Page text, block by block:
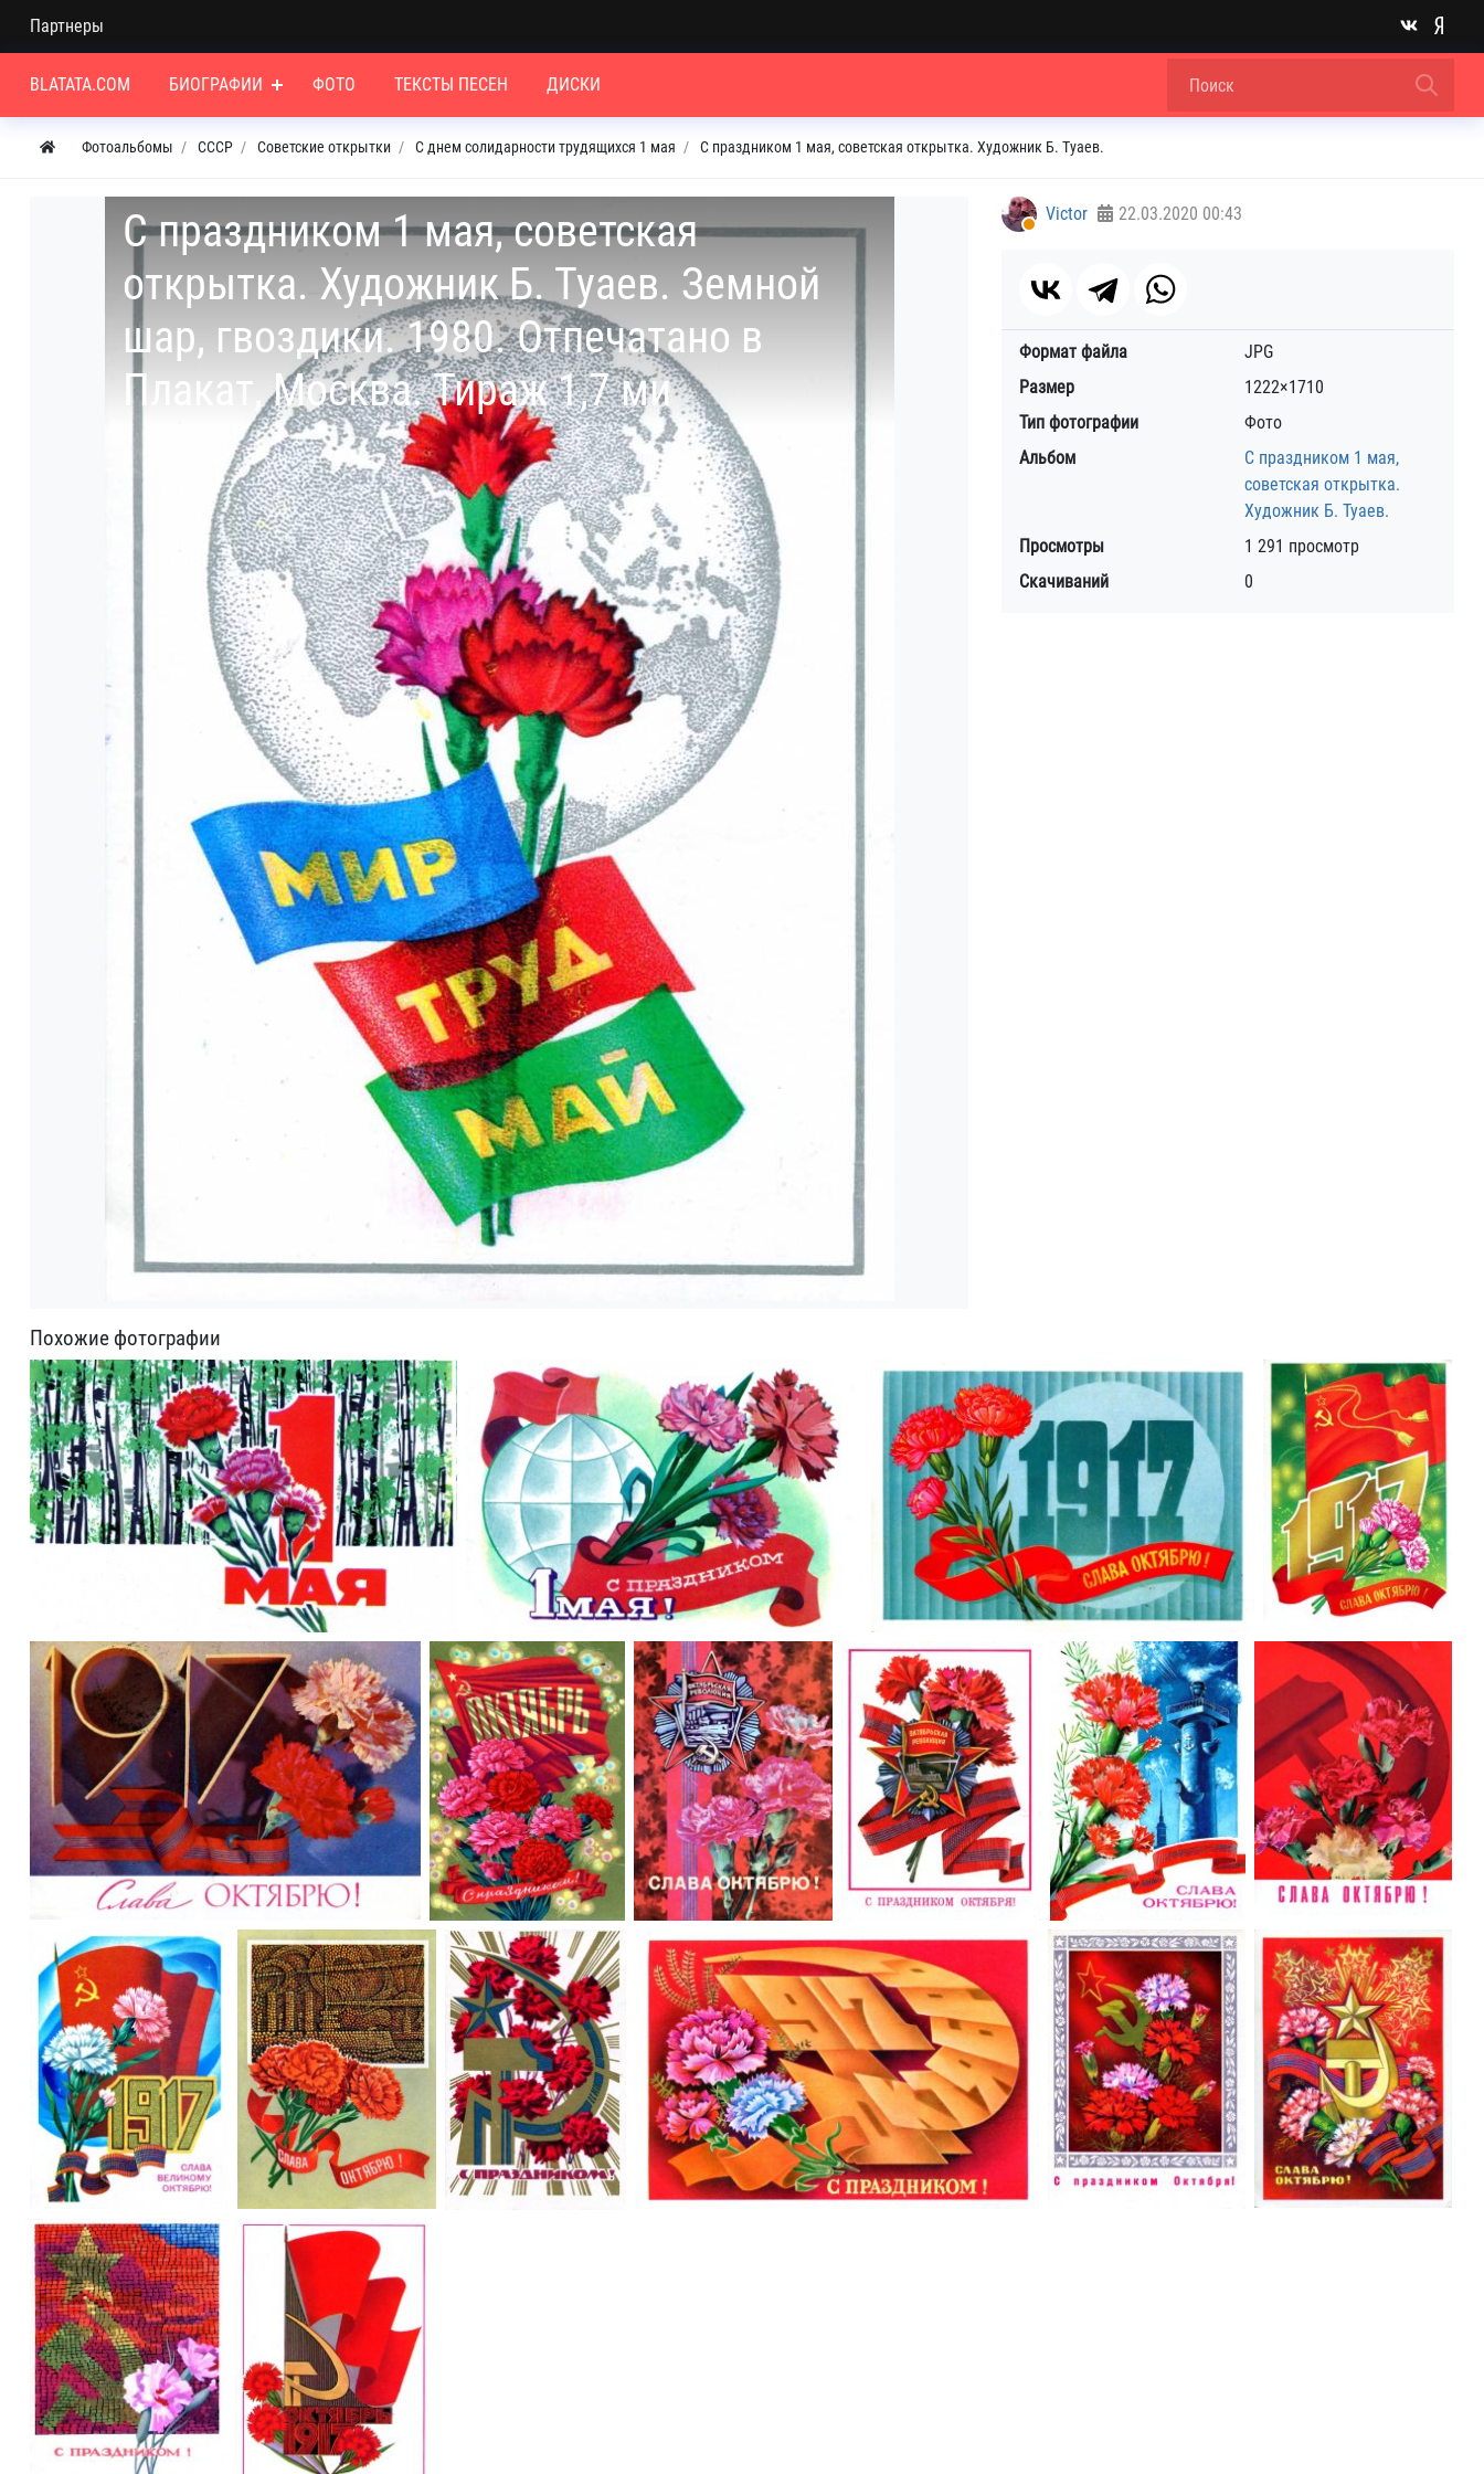
Партнеры
BLATATA.COM БИОГРАФИИ ФОТО ТЕКСТЫ ПЕСЕН ДИСКИ
Фотоальбомы СССР Советские открытки С днем солидарности трудящихся 1 мая С праздником 1 мая, советская открытка. Художник Б. Туаев.
С праздником 1 мая, советская
открытка. Художник Б. Туаев. Земной
шар, гвоздики. 1980. Отпечатано в
Плакат, Москва. Тираж 1,7 ми
Victor 22.03.2020 00:43
Формат файла
JPG
Размер
1222×1710
Тип фотографии
Фото
Альбом
С праздником 1 мая,
советская открытка.
Художник Б. Туаев.
Просмотры
1 291 просмотр
Скачиваний
0
Похожие фотографии